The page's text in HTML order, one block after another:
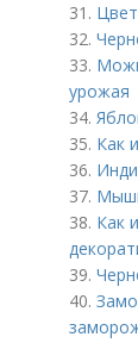
31.
32.
33.
урожая
34.
35. Как
36.
37.
38. Как
39.
40.